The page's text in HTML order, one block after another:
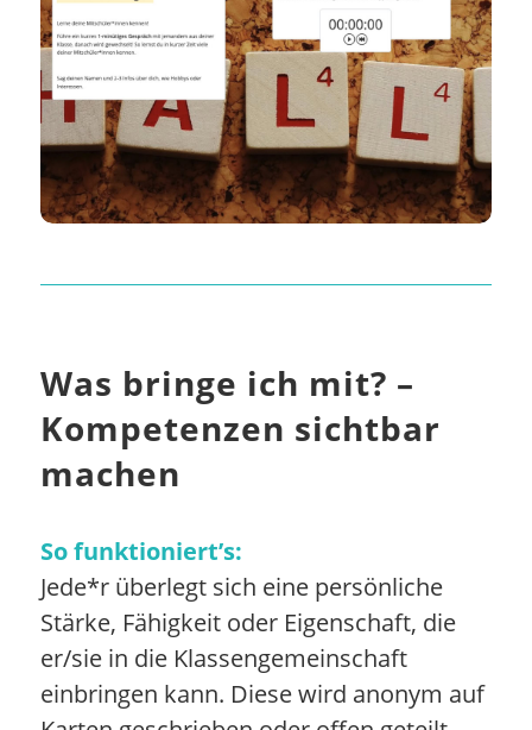
Was bringe ich mit? –
Kompetenzen sichtbar
machen
So funktioniert’s:
Jede*r überlegt sich eine persönliche
Stärke, Fähigkeit oder Eigenschaft, die
er/sie in die Klassengemeinschaft
einbringen kann. Diese wird anonym auf